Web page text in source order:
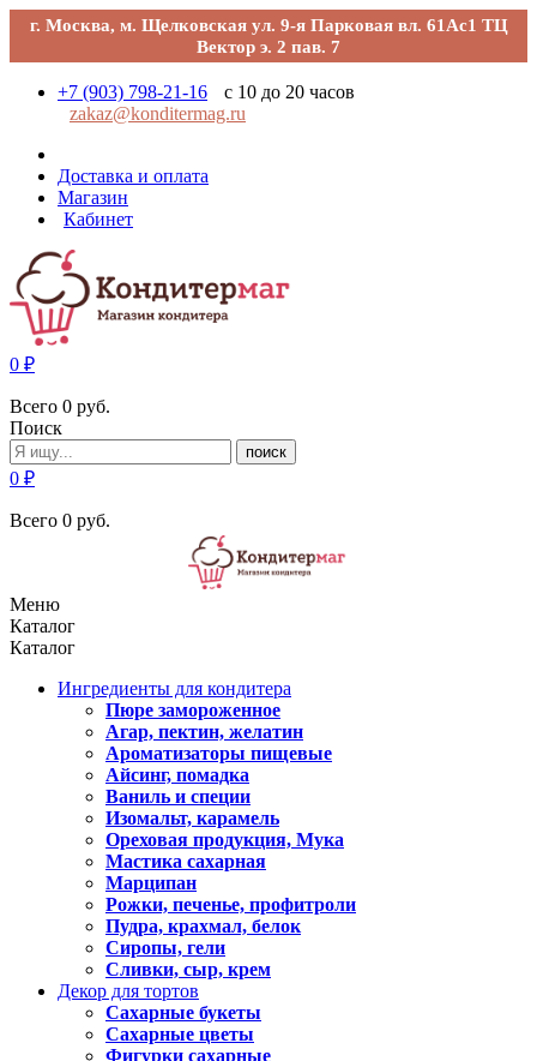
г. Москва, м. Щелковская ул. 9-я Парковая вл. 61Ас1 ТЦ
Вектор э. 2 пав. 7
+7 (903) 798-21-16
с 10 до 20 часов
zakaz@konditermag.ru
Доставка и оплата
Магазин
Кабинет
0 ₽
Всего 0 руб.
Поиск
поиск
0 ₽
Всего 0 руб.
Меню
Каталог
Каталог
Ингредиенты для кондитера
Пюре замороженное
Агар, пектин, желатин
Ароматизаторы пищевые
Айсинг, помадка
Ваниль и специи
Изомальт, карамель
Ореховая продукция, Мука
Мастика сахарная
Марципан
Рожки, печенье, профитроли
Пудра, крахмал, белок
Сиропы, гели
Сливки, сыр, крем
Декор для тортов
Сахарные букеты
Сахарные цветы
Фигурки сахарные